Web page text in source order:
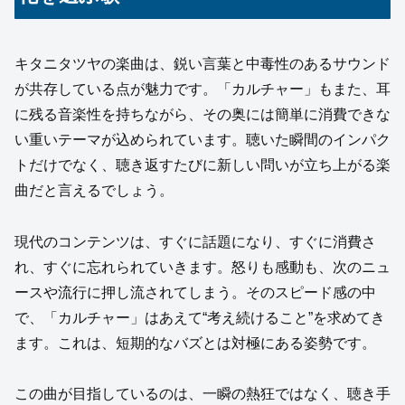
キタニタツヤの楽曲は、鋭い言葉と中毒性のあるサウンド
が共存している点が魅力です。「カルチャー」もまた、耳
に残る音楽性を持ちながら、その奥には簡単に消費できな
い重いテーマが込められています。聴いた瞬間のインパク
トだけでなく、聴き返すたびに新しい問いが立ち上がる楽
曲だと言えるでしょう。
現代のコンテンツは、すぐに話題になり、すぐに消費さ
れ、すぐに忘れられていきます。怒りも感動も、次のニュ
ースや流行に押し流されてしまう。そのスピード感の中
で、「カルチャー」はあえて“考え続けること”を求めてき
ます。これは、短期的なバズとは対極にある姿勢です。
この曲が目指しているのは、一瞬の熱狂ではなく、聴き手